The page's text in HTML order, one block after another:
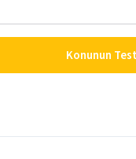
Konunun